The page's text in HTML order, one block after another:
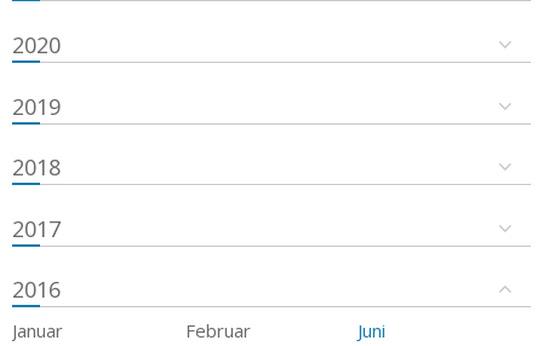
2020
2019
2018
2017
2016
Januar Februar
Juni